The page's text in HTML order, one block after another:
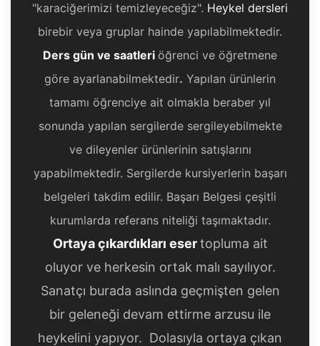
"karaciğerimizi temizleyeceğiz". Heykel dersleri
birebir veya gruplar hainde yapılabilmektedir.
Ders gün ve saatleri öğrenci ve öğretmene
göre ayarlanabilmektedir. Yapılan ürünlerin
tamamı öğrenciye ait olmakla beraber yıl
sonunda yapılan sergilerde sergileyebilmekte
ve dileyenler ürünlerinin satışlarını
yapabilmektedir. Sergilerde kursiyerlerin başarı
belgeleri takdim edilir. Başarı Belgesi çeşitli
kurumlarda referans niteliği taşımaktadır.
Ortaya çıkardıkları eser topluma ait
oluyor ve herkesin ortak malı sayılıyor.
Sanatçı burada aslında geçmişten gelen
bir geleneği devam ettirme arzusu ile
heykelini yapıyor. Dolasıyla ortaya çıkan